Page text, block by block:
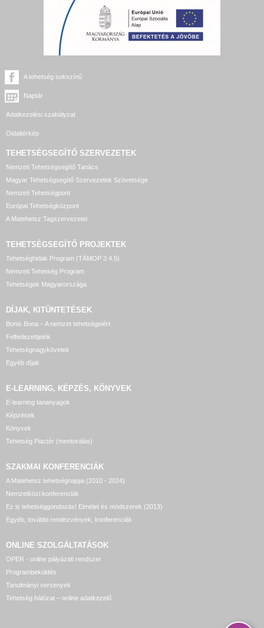
A tehetség sokszínű
Naptár
Adatkezelési szabályzat
Oldaltérkép
TEHETSÉGSEGÍTŐ SZERVEZETEK
Nemzeti Tehetségsegítő Tanács
Magyar Tehetségsegítő Szervezetek Szövetsége
Nemzeti Tehetségpont
Európai Tehetségközpont
A Matehetsz Tagszervezetei
TEHETSÉGSEGÍTŐ PROJEKTEK
Tehetséghidak Program (TÁMOP 3.4.5)
Nemzeti Tehetség Program
Tehetségek Magyarországa
DÍJAK, KITÜNTETÉSEK
Bonis Bona – A nemzet tehetségeiért
Felfedezettjeink
Tehetségnagykövetek
Egyéb díjak
E-LEARNING, KÉPZÉS, KÖNYVEK
E-learning tananyagok
Képzések
Könyvek
Tehetség Piactér (mentorálás)
SZAKMAI KONFERENCIÁK
A Matehetsz tehetségnapjai (2010 - 2024)
Nemzetközi konferenciák
Ez is tehetséggondozás! Elmélet és módszerek (2013)
Egyéb, további rendezvények, konferenciák
ONLINE SZOLGÁLTATÁSOK
OPER - online pályázati rendszer
Programbeküldés
Tanulmányi versenyek
Tehetség hálózat – online adatkezelő